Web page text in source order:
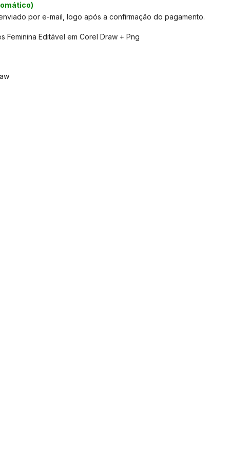
por e-mail, logo após a confirmação do pagamento.
Feminina Editável em Corel Draw + Png